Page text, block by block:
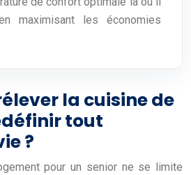
maximisant les économies
la cuisine de
tout
?
pour un senior ne se limite